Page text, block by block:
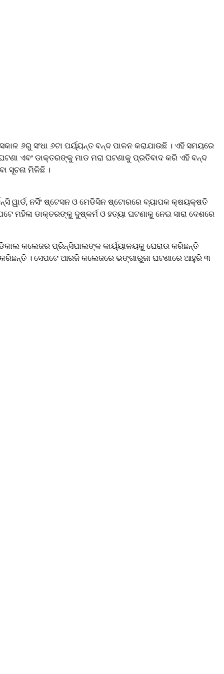
୬ରୁ ସଂଧା ୬ଟା ପର୍ୟ୍ୟନ୍ତ ବନ୍ଦ ପାଳନ କରାଯାଉଛି । ଏହି ସମୟରେ
ଏବଂ ଡାକ୍ତରଙ୍କୁ ମାଡ ମରା ଘଟଣାକୁ ପ୍ରତିବାଦ କରି ଏହି ବନ୍ଦ
ସୂଚନା ମିଳିଛି ।
ୱାର୍ଡ, ନର୍ସିଂ ଷ୍ଟେସନ ଓ ମେଡିସିନ ଷ୍ଟୋରରେ ବ୍ୟାପକ କ୍ଷୟକ୍ଷତି
ମହିଳା ଡାକ୍ତରଙ୍କୁ ଦୁଷ୍କର୍ମ ଓ ହତ୍ୟା ଘଟଣାକୁ ନେଇ ସାରା ଦେଶରେ
କଲେଜର ପ୍ରିନ୍ସିପାଲଙ୍କ କାର୍ୟ୍ୟାଳୟକୁ ଘେରାଉ କରିଛନ୍ତି
କରିଛନ୍ତି । ସେପଟେ ଆରଜି କଲେଜରେ ଭଙ୍ଗାରୁଜା ଘଟଣାରେ ଆହୁରି ୩